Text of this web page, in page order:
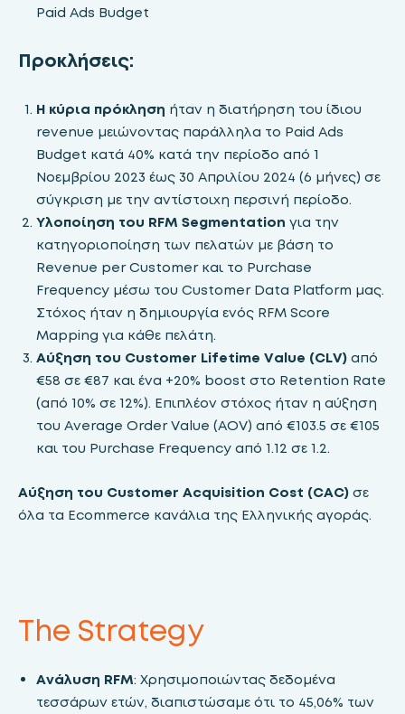
Paid Ads Budget
Προκλήσεις:
Η κύρια πρόκληση ήταν η διατήρηση του ίδιου
revenue μειώνοντας παράλληλα το Paid Ads
Budget κατά 40% κατά την περίοδο από 1
Νοεμβρίου 2023 έως 30 Απριλίου 2024 (6 μήνες) σε
σύγκριση με την αντίστοιχη περσινή περίοδο.
Υλοποίηση του RFM Segmentation για την
κατηγοριοποίηση των πελατών με βάση το
Revenue per Customer και το Purchase
Frequency μέσω του Customer Data Platform μας.
Στόχος ήταν η δημιουργία ενός RFM Score
Mapping για κάθε πελάτη.
Αύξηση του Customer Lifetime Value (CLV) από
€58 σε €87 και ένα +20% boost στο Retention Rate
(από 10% σε 12%). Επιπλέον στόχος ήταν η αύξηση
του Average Order Value (AOV) από €103.5 σε €105
και του Purchase Frequency από 1.12 σε 1.2.
Αύξηση του Customer Acquisition Cost (CAC) σε
όλα τα Ecommerce κανάλια της Ελληνικής αγοράς.
The Strategy
Ανάλυση RFM: Χρησιμοποιώντας δεδομένα
τεσσάρων ετών, διαπιστώσαμε ότι το 45,06% των